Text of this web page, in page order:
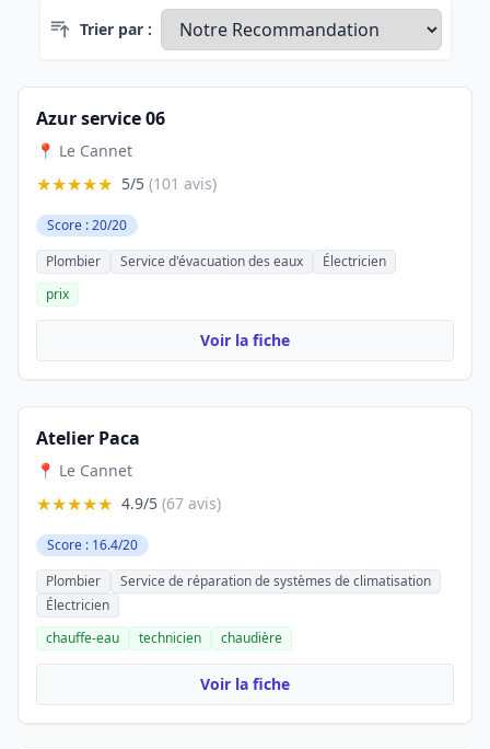
Trier par :
Azur service 06
📍 Le Cannet
★★★★★ 5/5 (101 avis)
Score : 20/20
Plombier
Service d'évacuation des eaux
Électricien
prix
Voir la fiche
Atelier Paca
📍 Le Cannet
★★★★★ 4.9/5 (67 avis)
Score : 16.4/20
Plombier
Service de réparation de systèmes de climatisation
Électricien
chauffe-eau
technicien chaudière
Voir la fiche